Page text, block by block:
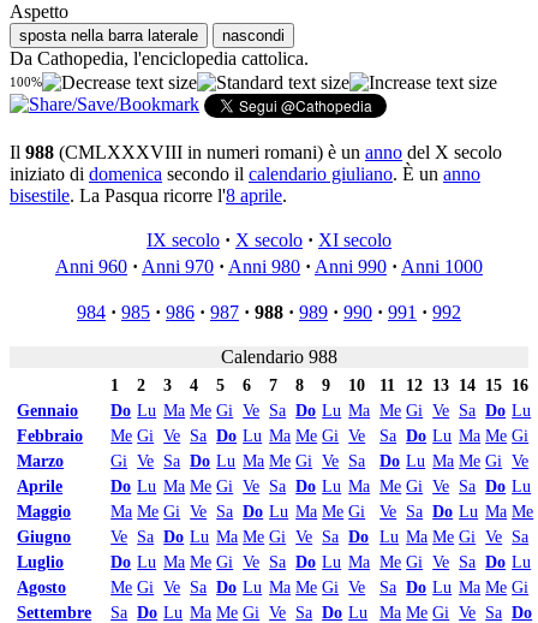
Aspetto
sposta nella barra laterale nascondi
Da Cathopedia, l'enciclopedia cattolica.
100%
Il 988 (CMLXXXVIII in numeri romani) è un anno del X secolo
iniziato di domenica secondo il calendario giuliano. È un anno
bisestile. La Pasqua ricorre l'8 aprile.
IX secolo · X secolo · XI secolo
Anni 960 · Anni 970 · Anni 980 · Anni 990 · Anni 1000
984 · 985 · 986 · 987 · 988 · 989 · 990 · 991 · 992
Calendario 988
1 2 3 4 5 6 7 8 9 10 11 12 13 14 15 16
Gennaio
Do Lu Ma Me Gi Ve Sa Do Lu Ma Me Gi Ve Sa Do Lu
Febbraio
Me Gi Ve Sa Do Lu Ma Me Gi Ve Sa Do Lu Ma Me Gi
Marzo
Gi Ve Sa Do Lu Ma Me Gi Ve Sa Do Lu Ma Me Gi Ve
Aprile
Do Lu Ma Me Gi Ve Sa Do Lu Ma Me Gi Ve Sa Do Lu
Maggio
Ma Me Gi Ve Sa Do Lu Ma Me Gi Ve Sa Do Lu Ma Me
Giugno
Ve Sa Do Lu Ma Me Gi Ve Sa Do Lu Ma Me Gi Ve Sa
Luglio
Do Lu Ma Me Gi Ve Sa Do Lu Ma Me Gi Ve Sa Do Lu
Agosto
Me Gi Ve Sa Do Lu Ma Me Gi Ve Sa Do Lu Ma Me Gi
Settembre
Sa Do Lu Ma Me Gi Ve Sa Do Lu Ma Me Gi Ve Sa Do